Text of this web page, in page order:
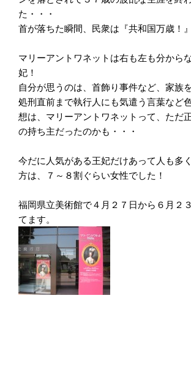
た・・・
首が落ちた瞬間、民衆は『共和国万歳！
マリーアントワネットは右も左も分から
妃！
自分が思うのは、首飾り事件など、家族
処刑直前まで執行人にも気遣う言葉など
想は、マリーアントワネットって、ただ
の持ち主だったのかも・・・
今だに人気がある王妃だけあって人も多
方は、７～８割ぐらい女性でした！
福岡県立美術館で４月２７日から６月２
てます。